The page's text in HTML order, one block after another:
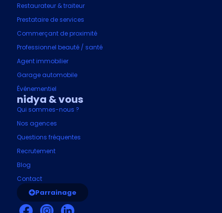
Restaurateur & traiteur
Prestataire de services
Commerçant de proximité
Professionnel beauté / santé
Agent immobilier
Garage automobile
Événementiel
nidya & vous
Qui sommes-nous ?
Nos agences
Questions fréquentes
Recrutement
Blog
Contact
Parrainage